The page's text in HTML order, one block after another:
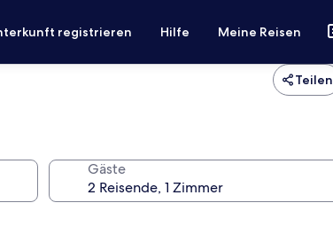
registrieren Hilfe Meine Reisen
Teilen
Gäste